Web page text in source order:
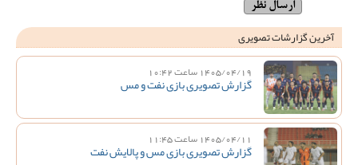
آخرین گزارشات تصویری
1405/04/19 ساعت 10:42
گزارش تصویری بازی نفت و مس
1405/04/11 ساعت 11:45
گزارش تصویری بازی مس و پالایش نفت